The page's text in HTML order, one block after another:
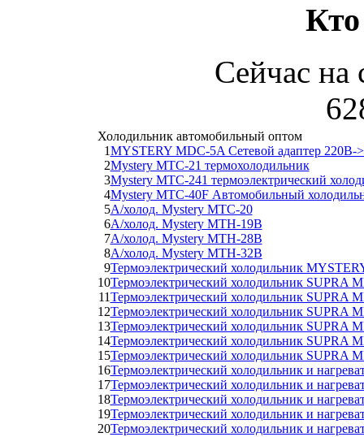
Кто
Сейчас на
Холодильник автомобильный оптом
1MYSTERY MDC-5A Сетевой адаптер 220В-
2Mystery MTC-21 термохолодильник
3Mystery MTC-241 термоэлектрический
4Mystery MTC-40F Автомобильный
5А/холод. Mystery MTC-20
6А/холод. Mystery MTH-19B
7А/холод. Mystery MTH-28B
8А/холод. Mystery MTH-32B
9Термоэлектрический холодильник
10Термоэлектрический холодильник SUPRA
11Термоэлектрический холодильник SUPRA
12Термоэлектрический холодильник SUPRA
13Термоэлектрический холодильник SUPRA
14Термоэлектрический холодильник SUPRA
15Термоэлектрический холодильник SUPRA
16Термоэлектрический холодильник и
17Термоэлектрический холодильник и
18Термоэлектрический холодильник и
19Термоэлектрический холодильник и
20Термоэлектрический холодильник и